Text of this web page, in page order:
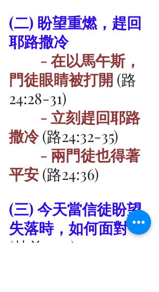
(二) 盼望重燃，趕回
耶路撒冷
- 在以馬午斯，
門徒眼睛被打開 (路
24:28-31)
- 立刻趕回耶路
撒冷 (路24:32-35)
- 兩門徒也得著
平安 (路24:36)
(三) 今天當信徒盼望
失落時，如何面對？
(林前15:19)